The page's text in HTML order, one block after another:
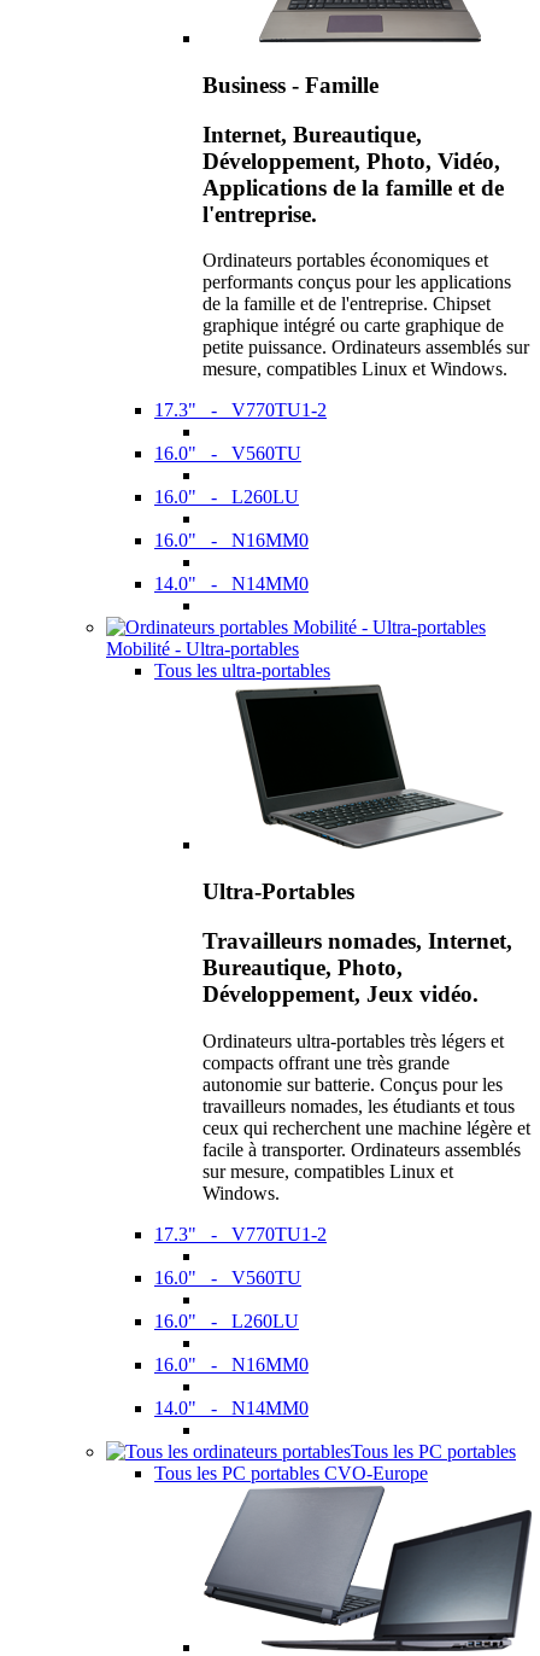
Business - Famille
Internet, Bureautique,
Développement, Photo, Vidéo,
Applications de la famille et de
l'entreprise.
Ordinateurs portables économiques et
performants conçus pour les applications
de la famille et de l'entreprise. Chipset
graphique intégré ou carte graphique de
petite puissance. Ordinateurs assemblés sur
mesure, compatibles Linux et Windows.
17.3" - V770TU1-2
16.0" - V560TU
16.0" - L260LU
16.0" - N16MM0
14.0" - N14MM0
Mobilité - Ultra-portables
Tous les ultra-portables
Ultra-Portables
Travailleurs nomades, Internet,
Bureautique, Photo,
Développement, Jeux vidéo.
Ordinateurs ultra-portables très légers et
compacts offrant une très grande
autonomie sur batterie. Conçus pour les
travailleurs nomades, les étudiants et tous
ceux qui recherchent une machine légère et
facile à transporter. Ordinateurs assemblés
sur mesure, compatibles Linux et
Windows.
17.3" - V770TU1-2
16.0" - V560TU
16.0" - L260LU
16.0" - N16MM0
14.0" - N14MM0
Tous les PC portables
Tous les PC portables CVO-Europe